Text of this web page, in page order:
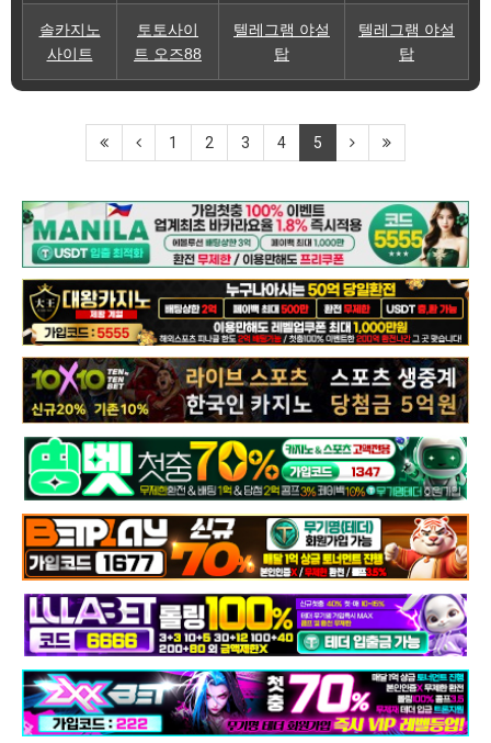
솔카지노
사이트
토토사이
트 오즈88
텔레그램 야설
탑
텔레그램 야설
탑
1 2 3 4 5